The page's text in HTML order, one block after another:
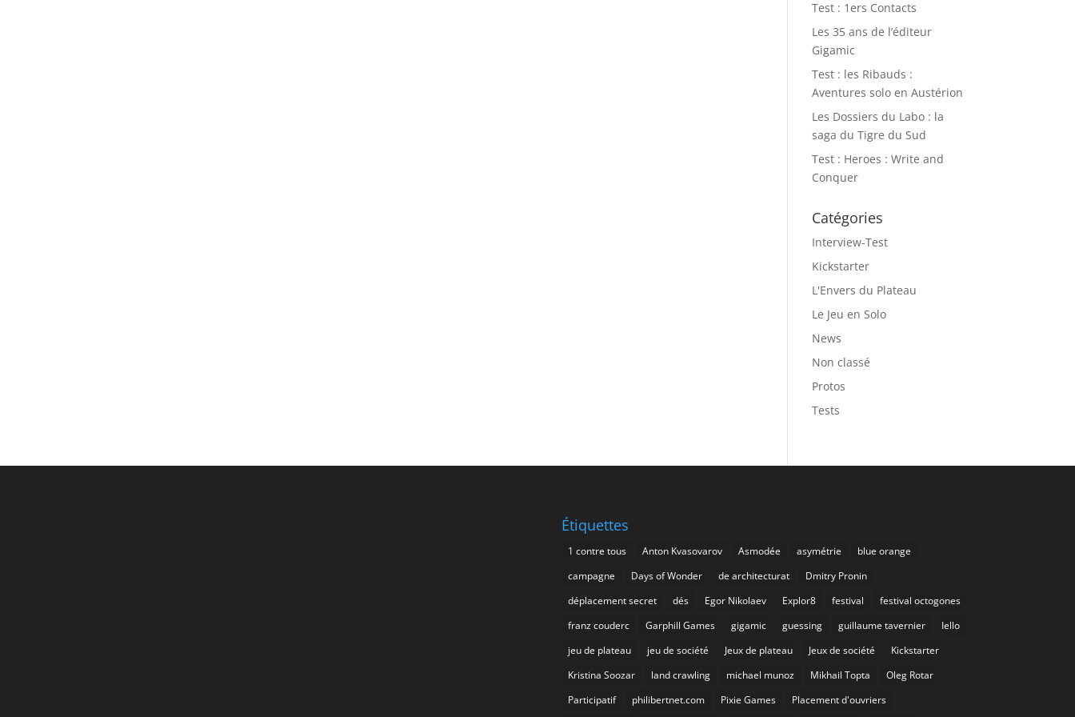
Test : 1ers Contacts
Les 35 ans de l’éditeur
Gigamic
Test : les Ribauds :
Aventures solo en Austérion
Les Dossiers du Labo : la
saga du Tigre du Sud
Test : Heroes : Write and
Conquer
Catégories
Interview-Test
Kickstarter
L'Envers du Plateau
Le Jeu en Solo
News
Non classé
Protos
Tests
Étiquettes
1 contre tous Anton Kvasovarov Asmodée asymétrie
blue orange
campagne
Days of Wonder de architecturat
Dmitry Pronin
déplacement secret
dés Egor Nikolaev Explor8 festival
festival octogones
franz couderc
Garphill Games gigamic guessing guillaume tavernier
Iello
jeu de plateau
jeu de société Jeux de plateau Jeux de société
Kickstarter
Kristina Soozar
land crawling michael munoz Mikhail Topta
Oleg Rotar
Participatif
philibertnet.com Pixie Games Placement d'ouvriers